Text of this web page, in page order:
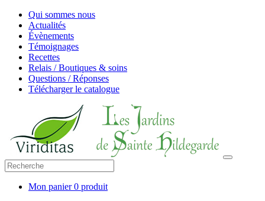
Qui sommes nous
Actualités
Évènements
Témoignages
Recettes
Relais / Boutiques & soins
Questions / Réponses
Télécharger le catalogue
Mon panier0 produit